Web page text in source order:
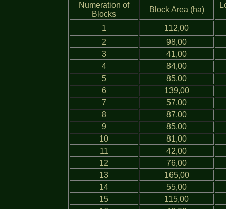
Numeration of
Blocks
Block Area (ha)
1
112,00
2
98,00
3
41,00
4
84,00
5
85,00
6
139,00
7
57,00
8
87,00
9
85,00
10
81,00
11
42,00
12
76,00
13
165,00
14
55,00
15
115,00